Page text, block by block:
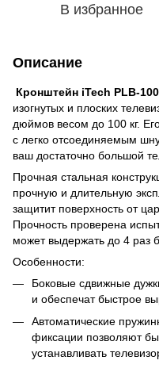
В избранное
Описание
Кронштейн iTech PLB-100
изогнутых и плоских
дюймов весом до 100 кг.
с легко отсоединяемым
ваш достаточно большой
Прочная стальная
прочную и длительную
защитит поверхность от
Прочность проверена
может выдержать до 4 раз
Особенности:
Боковые сдвижные
и обеспечат быстрое
Автоматические
фиксации позволяют
устанавливать